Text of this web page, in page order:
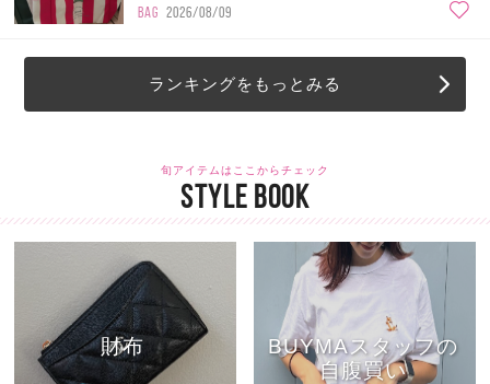
BAG 2026/08/09
ランキングをもっとみる
旬アイテムはここからチェック
STYLE BOOK
財布
BUYMAスタッフの
自腹買い